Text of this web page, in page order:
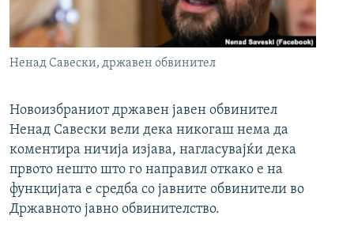
Ненад Савески, државен обвинител
Новоизбраниот државен јавен обвинител
Ненад Савески вели дека никогаш нема да
коментира ничија изјава, нагласувајќи дека
првото нешто што го направил откако е на
функцијата е средба со јавните обвинители во
Државното јавно обвинителство.